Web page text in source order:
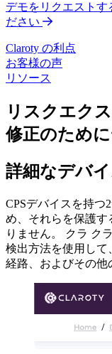
デモをリクエストす
ださい
Claroty の利点
お客様の声
リソース
リスクエク
修正のため
詳細なデバ
CPSデバイスを持つ
め、それらを保護す
りません。 クラ ク
検出方法を使用して
経路、およびその他